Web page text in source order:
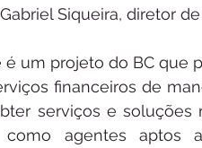
Siqueira, diretor
um projeto do BC que
financeiros de
serviços e soluções
como agentes aptos